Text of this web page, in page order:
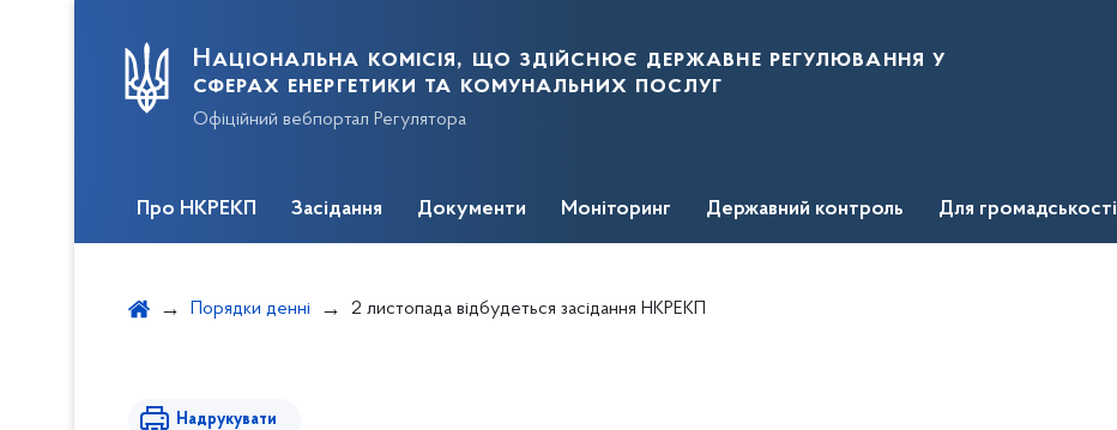
Національна комісія, що здійснює державне регулювання у
сферах енергетики та комунальних послуг
Офіційний вебпортал Регулятора
Про НКРЕКП Засідання Документи Моніторинг Державний контроль Для громадськості
Порядки денні 2 листопада відбудеться засідання НКРЕКП
Надрукувати